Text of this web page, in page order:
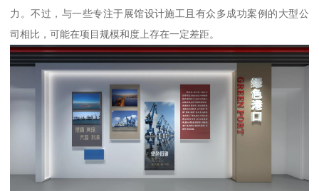
力。不过，与一些专注于展馆设计施工且有众多成功案例的大型公
司相比，可能在项目规模和度上存在一定差距。